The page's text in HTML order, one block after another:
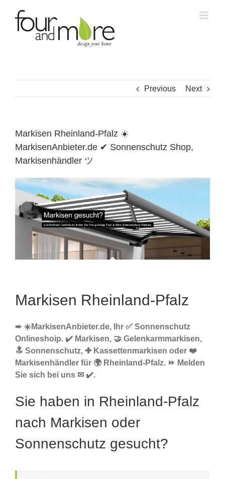
content
Previous Next
Markisen Rheinland-Pfalz ☀️
MarkisenAnbieter.de ✔ Sonnenschutz Shop,
Markisenhändler ツ
Markisen Rheinland-Pfalz
➨ ☀️MarkisenAnbieter.de, Ihr ✅ Sonnenschutz
Onlineshoip. ✔️ Markisen, 🤝 Gelenkarmmarkisen,
🔝 Sonnenschutz, ✚ Kassettenmarkisen oder ❤️
Markisenhändler für 🌍 Rheinland-Pfalz. ⏩ Melden
Sie sich bei uns ✉ ✔️.
Sie haben in Rheinland-Pfalz
nach Markisen oder
Sonnenschutz gesucht?